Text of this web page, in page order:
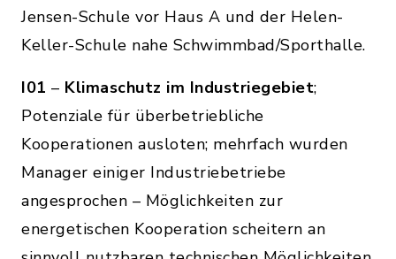
Jensen-Schule vor Haus A und der Helen-
Keller-Schule nahe Schwimmbad/Sporthalle.
I01 – Klimaschutz im Industriegebiet;
Potenziale für überbetriebliche
Kooperationen ausloten; mehrfach wurden
Manager einiger Industriebetriebe
angesprochen – Möglichkeiten zur
energetischen Kooperation scheitern an